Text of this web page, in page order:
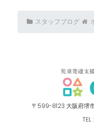
スタッフブログ
〒599-8123 ⼤阪府堺